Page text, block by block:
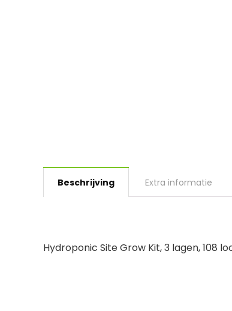
Beschrijving Extra informatie
Hydroponic Site Grow Kit, 3 lagen, 108